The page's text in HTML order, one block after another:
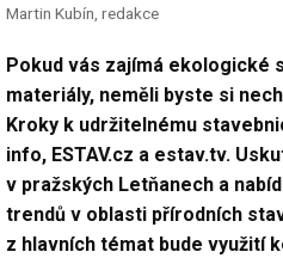
Martin Kubín, redakce
Pokud vás zajímá ekologické
materiály, neměli byste si
Kroky k udržitelnému
info, ESTAV.cz a estav.tv.
v pražských Letňanech a
trendů v oblasti přírodních
z hlavních témat bude využití